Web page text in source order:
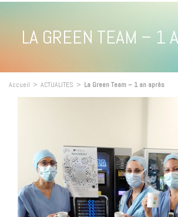
LA GREEN TEAM – 1
Accueil > ACTUALITES > La Green Team – 1 an après